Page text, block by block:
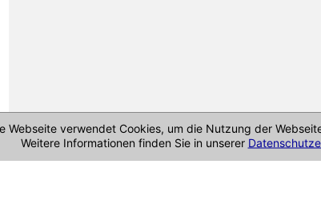
Webseite verwendet Cookies, um die Nutzung der
Weitere Informationen finden Sie in unserer
Cookie-Richtlinie